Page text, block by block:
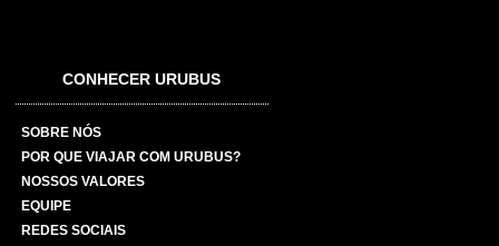
CONHECER URUBUS
SOBRE NÓS
POR QUE VIAJAR COM URUBUS?
NOSSOS VALORES
EQUIPE
REDES SOCIAIS